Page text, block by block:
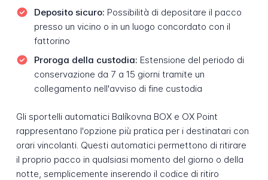
Deposito sicuro: Possibilità di depositare il pacco
presso un vicino o in un luogo concordato con il
fattorino
Proroga della custodia: Estensione del periodo di
conservazione da 7 a 15 giorni tramite un
collegamento nell'avviso di fine custodia
Gli sportelli automatici Balíkovna BOX e OX Point
rappresentano l'opzione più pratica per i destinatari con
orari vincolanti. Questi automatici permettono di ritirare
il proprio pacco in qualsiasi momento del giorno o della
notte, semplicemente inserendo il codice di ritiro